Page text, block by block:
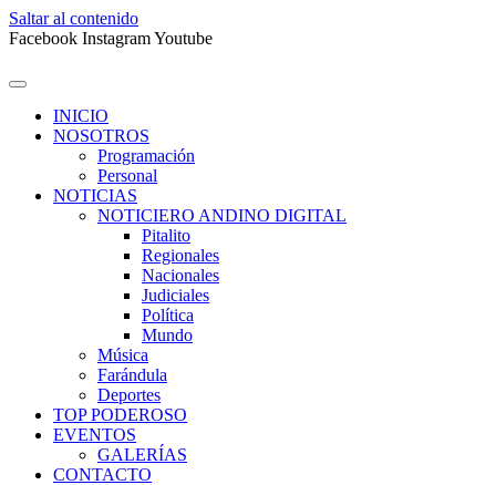
Saltar al contenido
Facebook InstagramYoutube
INICIO
NOSOTROS
Programación
Personal
NOTICIAS
NOTICIERO ANDINO DIGITAL
Pitalito
Regionales
Nacionales
Judiciales
Política
Mundo
Música
Farándula
Deportes
TOP PODEROSO
EVENTOS
GALERÍAS
CONTACTO